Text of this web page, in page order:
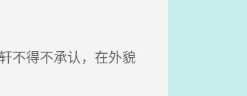
不得不承认，在外貌